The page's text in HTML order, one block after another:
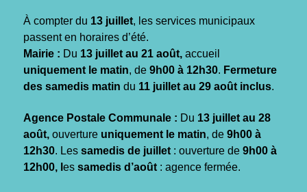
À compter du 13 juillet, les services municipaux
passent en horaires d’été.
Mairie : Du 13 juillet au 21 août, accueil
uniquement le matin, de 9h00 à 12h30. Fermeture
des samedis matin du 11 juillet au 29 août inclus.
Agence Postale Communale : Du 13 juillet au 28
août, ouverture uniquement le matin, de 9h00 à
12h30. Les samedis de juillet : ouverture de 9h00 à
12h00, l es samedis d’août : agence fermée.